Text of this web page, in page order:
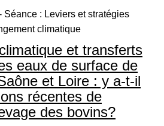
Séance : Leviers et stratégies
climatique
et transferts
eaux de surface de
et Loire : y a-t-il
récentes de
des bovins?